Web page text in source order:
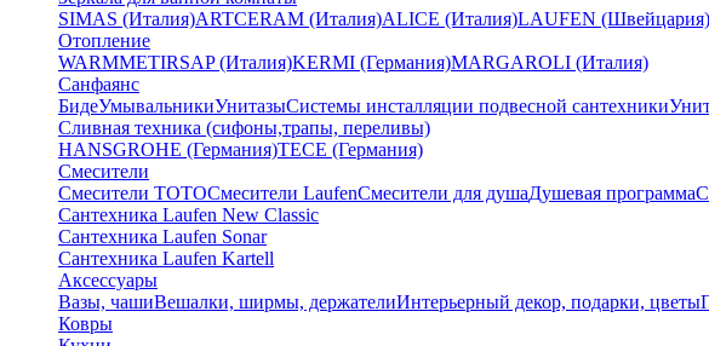
SIMAS (Италия)ARTCERAM (Италия)ALICE (Италия)LAUFEN (Швейцария)
Отопление
WARMMETIRSAP (Италия)KERMI (Германия)MARGAROLI (Италия)
Санфаянс
БидеУмывальникиУнитазыСистемы инсталляции подвесной сантехники
Сливная техника (сифоны,трапы, переливы)
HANSGROHE (Германия)TECE (Германия)
Смесители
Смесители TOTOСмесители LaufenСмесители для душаДушевая программа
Сантехника Laufen New Classic
Сантехника Laufen Sonar
Сантехника Laufen Kartell
Аксессуары
Вазы, чашиВешалки, ширмы, держателиИнтерьерный декор, подарки, цветы
Ковры